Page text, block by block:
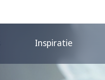
Inspiratie